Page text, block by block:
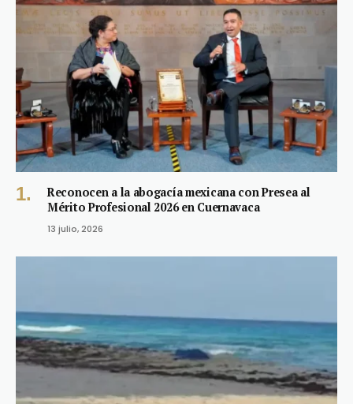
Reconocen a la abogacía mexicana con Presea al
Mérito Profesional 2026 en Cuernavaca
13 julio, 2026